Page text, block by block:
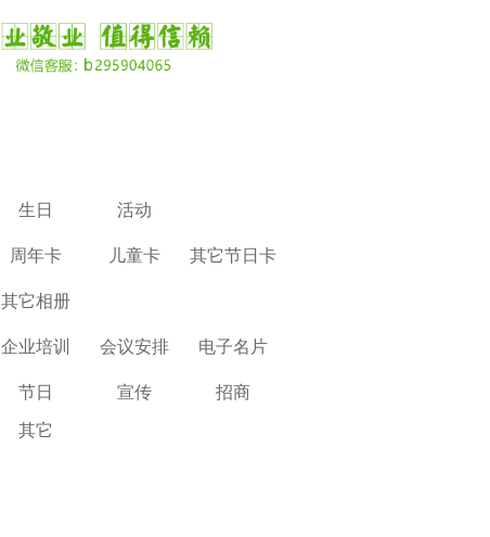
生日 活动
周年卡 儿童卡 其它节日卡
其它相册
企业培训 会议安排 电子名片
节日 宣传 招商
其它